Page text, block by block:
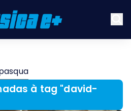
à tag "david-